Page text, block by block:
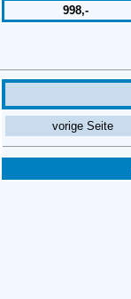
998,-
vorige Seite